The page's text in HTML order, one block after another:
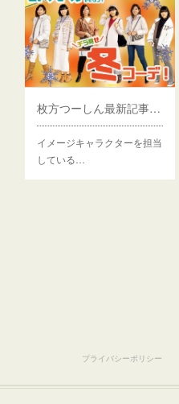
枚方つーしん最新記事がアップされました。
イメージキャラクターを担当
している…
プライバシーポリシー